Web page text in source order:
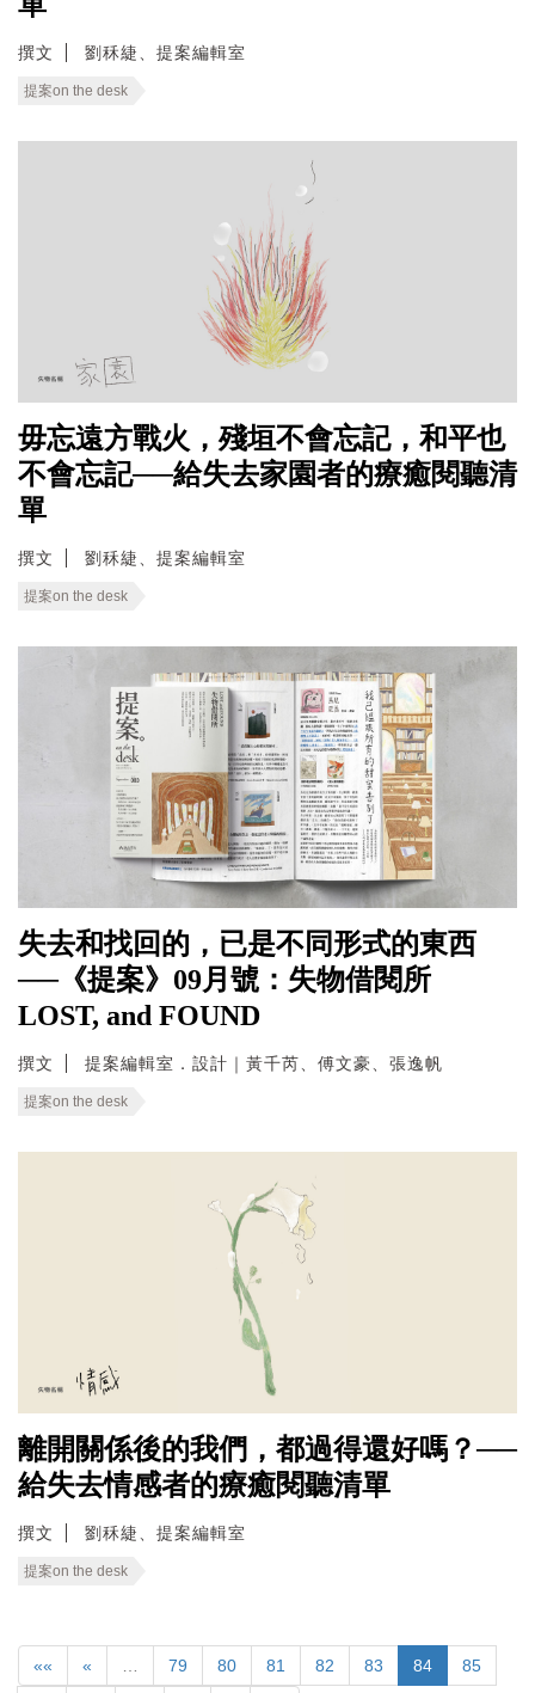
撰文 劉秝緁、提案編輯室
提案on the desk
毋忘遠方戰火，殘垣不會忘記，和平也
不會忘記──給失去家園者的療癒閱聽清
單
撰文 劉秝緁、提案編輯室
提案on the desk
失去和找回的，已是不同形式的東西
──《提案》09月號：失物借閱所
LOST, and FOUND
撰文 提案編輯室．設計｜黃千芮、傅文豪、張逸帆
提案on the desk
離開關係後的我們，都過得還好嗎？──
給失去情感者的療癒閱聽清單
撰文 劉秝緁、提案編輯室
提案on the desk
«« « 79 80 81 82 83 84 85